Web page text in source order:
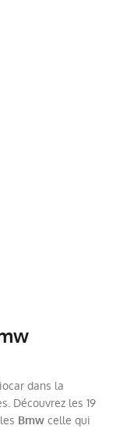
dans la
Découvrez les 19
Bmw celle qui